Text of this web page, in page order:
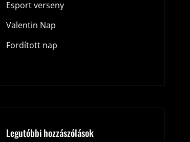
Esport verseny
Valentin Nap
Fordított nap
Legutóbbi hozzászólások